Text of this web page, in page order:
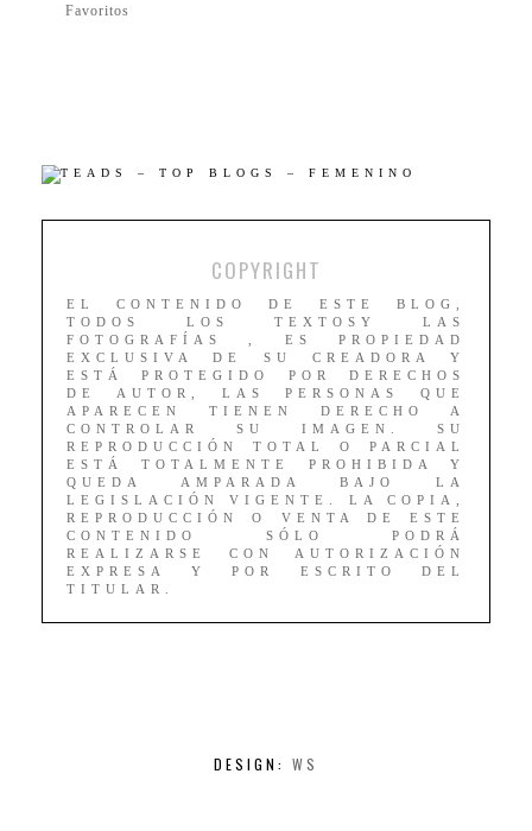
Favoritos
COPYRIGHT
EL CONTENIDO DE ESTE BLOG,
TODOS LOS TEXTOSY LAS
FOTOGRAFÍAS , ES PROPIEDAD
EXCLUSIVA DE SU CREADORA Y
ESTÁ PROTEGIDO POR DERECHOS
DE AUTOR, LAS PERSONAS QUE
APARECEN TIENEN DERECHO A
CONTROLAR SU IMAGEN. SU
REPRODUCCIÓN TOTAL O PARCIAL
ESTÁ TOTALMENTE PROHIBIDA Y
QUEDA AMPARADA BAJO LA
LEGISLACIÓN VIGENTE. LA COPIA,
REPRODUCCIÓN O VENTA DE ESTE
CONTENIDO SÓLO PODRÁ
REALIZARSE CON AUTORIZACIÓN
EXPRESA Y POR ESCRITO DEL
TITULAR.
DESIGN: WS